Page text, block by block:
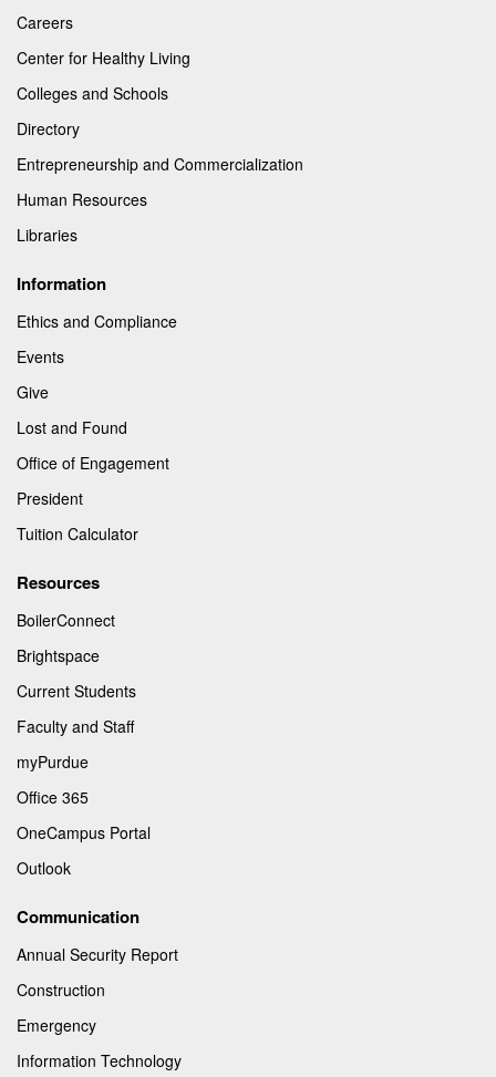
Careers
Center for Healthy Living
Colleges and Schools
Directory
Entrepreneurship and Commercialization
Human Resources
Libraries
Information
Ethics and Compliance
Events
Give
Lost and Found
Office of Engagement
President
Tuition Calculator
Resources
BoilerConnect
Brightspace
Current Students
Faculty and Staff
myPurdue
Office 365
OneCampus Portal
Outlook
Communication
Annual Security Report
Construction
Emergency
Information Technology